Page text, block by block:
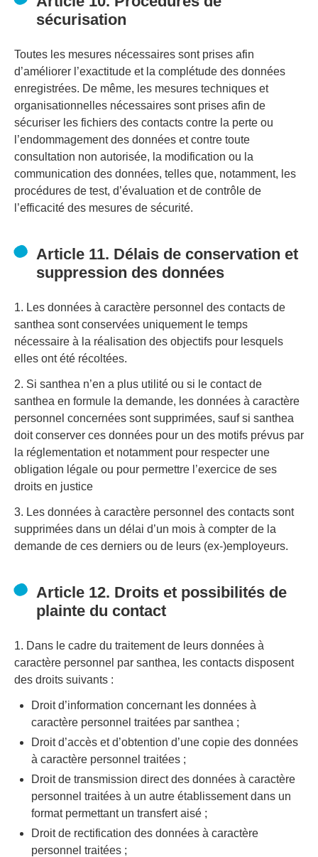
sécurisation
Toutes les mesures nécessaires sont prises afin
d’améliorer l’exactitude et la complétude des données
enregistrées. De même, les mesures techniques et
organisationnelles nécessaires sont prises afin de
sécuriser les fichiers des contacts contre la perte ou
l’endommagement des données et contre toute
consultation non autorisée, la modification ou la
communication des données, telles que, notamment, les
procédures de test, d’évaluation et de contrôle de
l’efficacité des mesures de sécurité.
Article 11. Délais de conservation et
suppression des données
1. Les données à caractère personnel des contacts de
santhea sont conservées uniquement le temps
nécessaire à la réalisation des objectifs pour lesquels
elles ont été récoltées.
2. Si santhea n’en a plus utilité ou si le contact de
santhea en formule la demande, les données à caractère
personnel concernées sont supprimées, sauf si santhea
doit conserver ces données pour un des motifs prévus par
la réglementation et notamment pour respecter une
obligation légale ou pour permettre l’exercice de ses
droits en justice
3. Les données à caractère personnel des contacts sont
supprimées dans un délai d’un mois à compter de la
demande de ces derniers ou de leurs (ex-)employeurs.
Article 12. Droits et possibilités de
plainte du contact
1. Dans le cadre du traitement de leurs données à
caractère personnel par santhea, les contacts disposent
des droits suivants :
Droit d’information concernant les données à
caractère personnel traitées par santhea ;
Droit d’accès et d’obtention d’une copie des données
à caractère personnel traitées ;
Droit de transmission direct des données à caractère
personnel traitées à un autre établissement dans un
format permettant un transfert aisé ;
Droit de rectification des données à caractère
personnel traitées ;